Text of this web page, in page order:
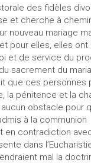
des fidèles
et cherche à
nouveau mariage
pour elles, elles ont
et de service du
sacrement du
que ces personnes
la pénitence et la
aucun obstacle pour
à la communion
en contradiction
dans
mal la